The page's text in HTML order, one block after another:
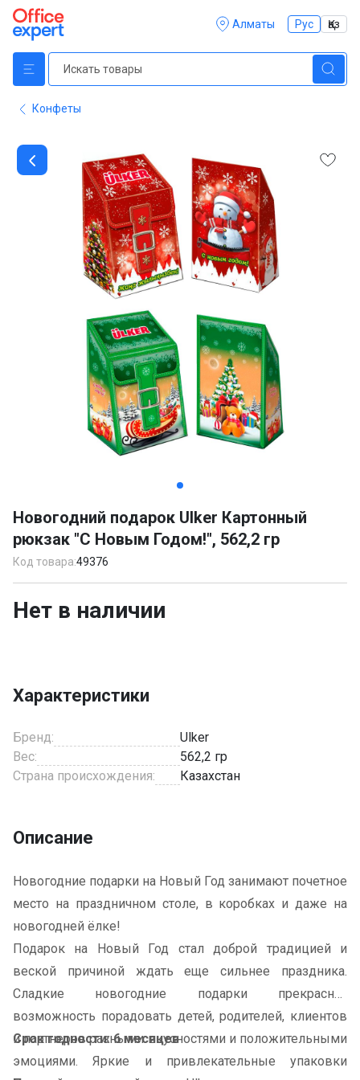
Алматы Рус Қаз
Конфеты
of
3
Новогодний подарок Ulker Картонный
рюкзак "С Новым Годом!", 562,2 гр
Код товара:49376
Нет в наличии
Характеристики
Бренд:
Ulker
Вес:
562,2 гр
Страна происхождения:
Казахстан
Описание
Новогодние подарки на Новый Год занимают почетное
место на праздничном столе, в коробках и даже на
новогодней ёлке!
Подарок на Новый Год стал доброй традицией и
веской причиной ждать еще сильнее праздника.
Сладкие новогодние подарки прекрасная
возможность порадовать детей, родителей, клиентов
и партнеров разными вкусностями и положительными
эмоциями. Яркие и привлекательные упаковки
Срок годности: 6 месяцев